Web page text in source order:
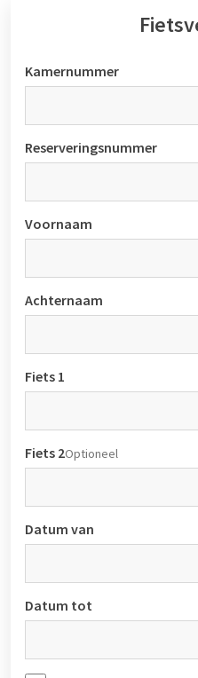
Kamernummer
Reserveringsnummer
Voornaam
Achternaam
Fiets 1
Fiets 2Optioneel
Datum van
Datum tot